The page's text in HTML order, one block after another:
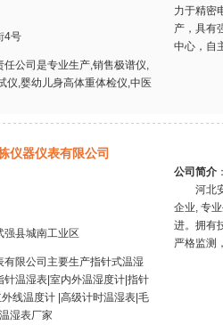
4号
公司是专业生产,销售极谱仪,
仪,婴幼儿身高体重体检仪,中医
力于精密
产，具有
中心，自
仪器仪表有限公司
强县城南工业区
限公司主要生产指针式温湿
温湿表|室内外温湿度计|指针
线温度计 |高级计时温湿表|毛
湿表厂家
公司简介
河北安
企业, 专
进。拥有
严格监测